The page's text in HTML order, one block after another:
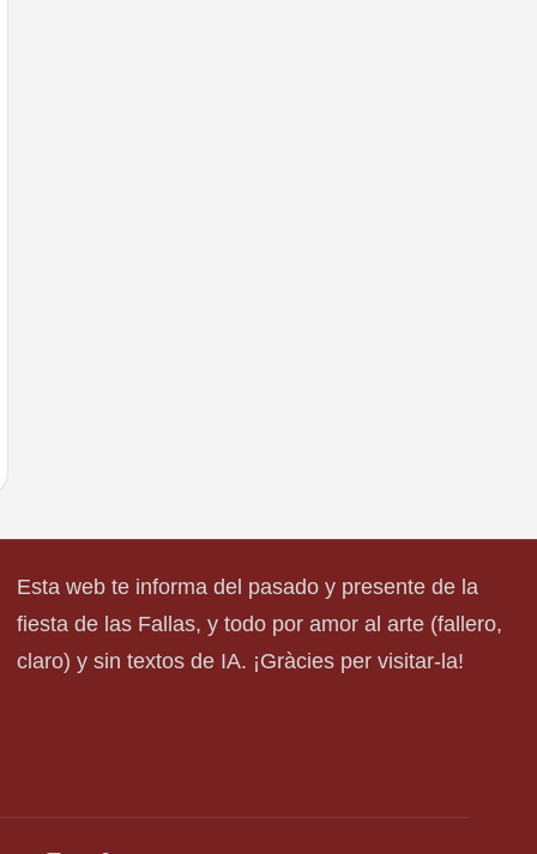
Esta web te informa del pasado y presente de la
fiesta de las Fallas, y todo por amor al arte (fallero,
claro) y sin textos de IA. ¡Gràcies per visitar-la!